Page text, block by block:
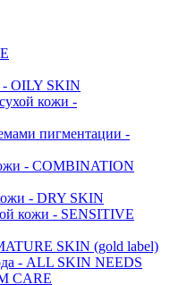
OILY SKIN
кожи -
пигментации -
- COMBINATION
- DRY SKIN
кожи - SENSITIVE
SKIN (gold label)
- ALL SKIN NEEDS
CARE